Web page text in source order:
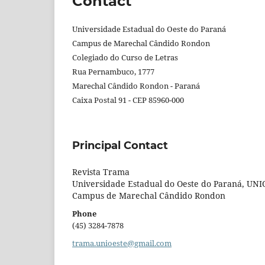
Universidade Estadual do Oeste do Paraná
Campus de Marechal Cândido Rondon
Colegiado do Curso de Letras
Rua Pernambuco, 1777
Marechal Cândido Rondon - Paraná
Caixa Postal 91 - CEP 85960-000
Principal Contact
Revista Trama
Universidade Estadual do Oeste do Paraná,
Campus de Marechal Cândido Rondon
Phone
(45) 3284-7878
trama.unioeste@gmail.com